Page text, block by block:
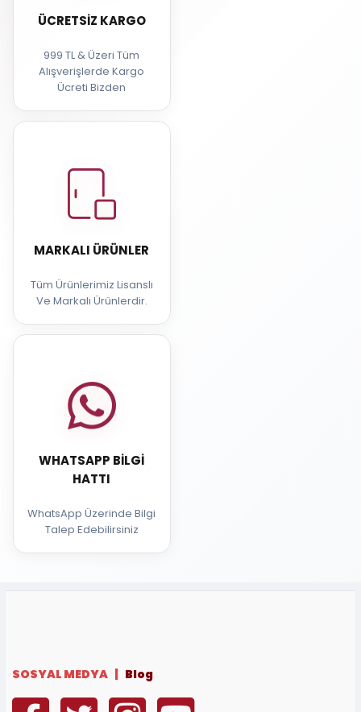
ÜCRETSIZ KARGO
999 TL & Üzeri Tüm
Alışverişlerde Kargo
Ücreti Bizden
MARKALI ÜRÜNLER
Tüm Ürünlerimiz Lisanslı
Ve Markalı Ürünlerdir.
WHATSAPP BILGI
HATTI
WhatsApp Üzerinde Bilgi
Talep Edebilirsiniz
SOSYAL MEDYA | Blog